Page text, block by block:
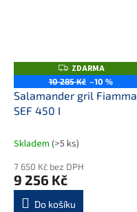
Z
D
A
R
ZDARMA
10 285 Kč –10 %
Salamander gril Fiamma
SEF 450 I
Skladem (>5 ks)
7 650 Kč bez DPH
9 256 Kč
Do košíku